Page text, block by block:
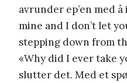
avrunder ep’en med
mine and I don’t let
stepping down from
«Why did I ever take
slutter det. Med et